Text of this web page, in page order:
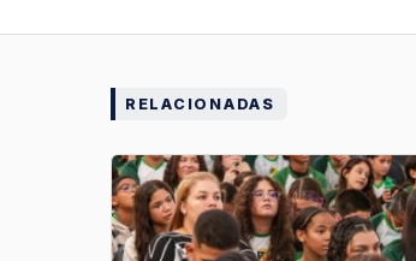
RELACIONADAS